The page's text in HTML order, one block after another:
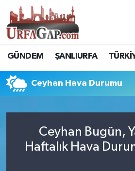
GÜNDEM ŞANLIURFA
Ceyhan Hava Durumu
Ceyhan Bugün,
Haftalık Hava
Nöbetçi Eczaneler
Hava Durumu
Namaz Vakitleri
Trafik Durumu
Süper Lig Puan Durumu ve